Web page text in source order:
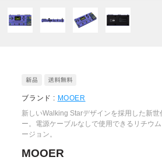
ブランド : MOOER
新しいWalking Starデザインを採用した新世
ー。電源ケーブルなしで使用できるリチウ
ージョン。
MOOER